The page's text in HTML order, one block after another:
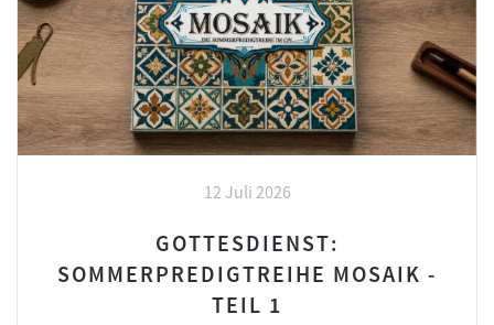
12 Juli 2026
GOTTESDIENST:
SOMMERPREDIGTREIHE MOSAIK -
TEIL 1